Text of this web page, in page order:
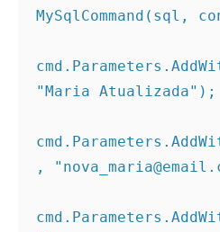
MySqlCommand(sql,
"Maria Atualizada");
,